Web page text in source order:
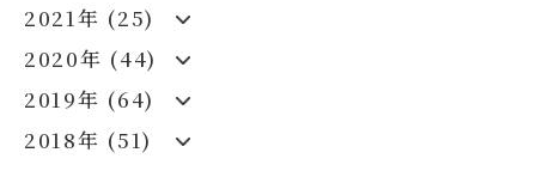
2021年 (25)
2020年 (44)
2019年 (64)
2018年 (51)